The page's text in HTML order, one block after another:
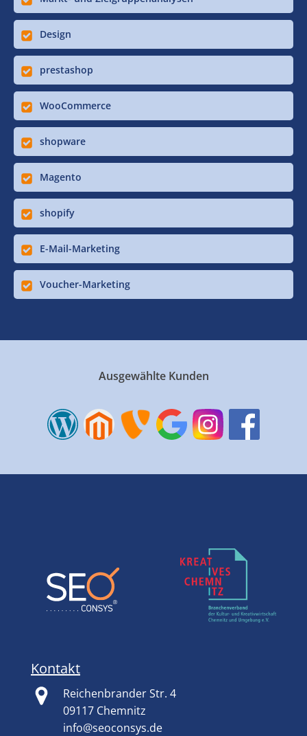
Design
prestashop
WooCommerce
shopware
Magento
shopify
E-Mail-Marketing
Voucher-Marketing
Ausgewählte Kunden
Kontakt
Reichenbrander Str. 4
09117 Chemnitz
info@seoconsys.de